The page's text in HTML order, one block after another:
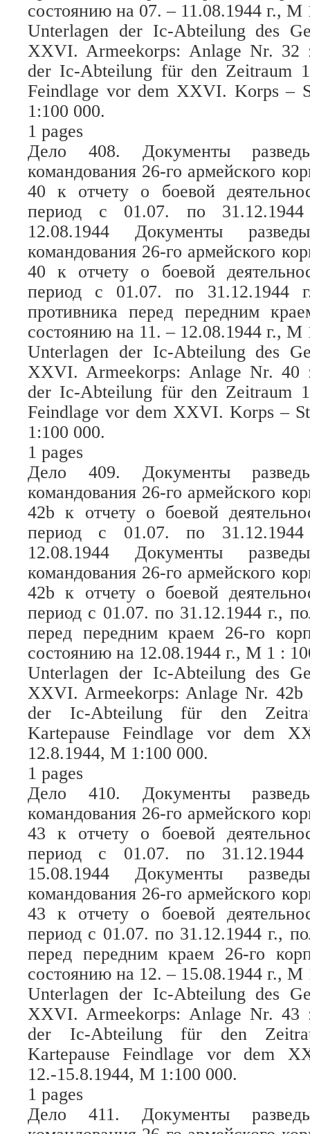
состоянию на 07. – 11.08.1944 г., М
Unterlagen der Ic-Abteilung des
XXVI. Armeekorps: Anlage Nr. 32
der Ic-Abteilung für den Zeitraum
Feindlage vor dem XXVI. Korps –
1:100 000.
1 pages
Дело 408. Документы
командования 26-го армейского
40 к отчету о боевой
период с 01.07. по
12.08.1944 Документы
командования 26-го армейского
40 к отчету о боевой
период с 01.07. по 31.12.1944
противника перед передним
состоянию на 11. – 12.08.1944 г., М
Unterlagen der Ic-Abteilung des
XXVI. Armeekorps: Anlage Nr. 40
der Ic-Abteilung für den Zeitraum
Feindlage vor dem XXVI. Korps –
1:100 000.
1 pages
Дело 409. Документы
командования 26-го армейского
42b к отчету о боевой
период с 01.07. по
12.08.1944 Документы
командования 26-го армейского
42b к отчету о боевой
период с 01.07. по 31.12.1944 г.,
перед передним краем 26-го
состоянию на 12.08.1944 г., М 1 :
Unterlagen der Ic-Abteilung des
XXVI. Armeekorps: Anlage Nr. 42b
der Ic-Abteilung für den
Kartepause Feindlage vor dem
12.8.1944, M 1:100 000.
1 pages
Дело 410. Документы
командования 26-го армейского
43 к отчету о боевой
период с 01.07. по
15.08.1944 Документы
командования 26-го армейского
43 к отчету о боевой
период с 01.07. по 31.12.1944 г.,
перед передним краем 26-го
состоянию на 12. – 15.08.1944 г., М
Unterlagen der Ic-Abteilung des
XXVI. Armeekorps: Anlage Nr. 43
der Ic-Abteilung für den
Kartepause Feindlage vor dem
12.-15.8.1944, M 1:100 000.
1 pages
Дело 411. Документы